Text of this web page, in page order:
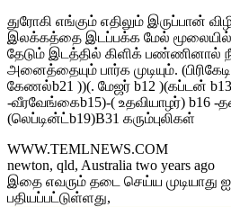
துரோகி எங்கும் எதிலும் இருப்பான்
இலக்கத்தை இடப்பக்க மேல் மூலையில்
தேடும் இடத்தில் கிளிக் பண்ணினால்
அனைத்தையும் பார்க முடியும்.
கேணல்b21 ))(. மேஜர் b12 )(கப்டன்
-வீரவேங்கைb15)-( உதவியாழர்) b16
(லெப்டின்ட்b19)B31 கரும்புலிகள்
WWW.TEMLNEWS.COM
newton, qld, Australia two years ago
இதை எவரும் தடை செய்ய முடியாது
பதியப்பட்டுள்ளது,